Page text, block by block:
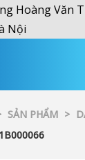
Hoàng Văn
Nội
SẢN PHẨM >